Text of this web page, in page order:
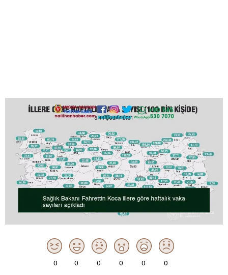
0 0 0 0 0 0